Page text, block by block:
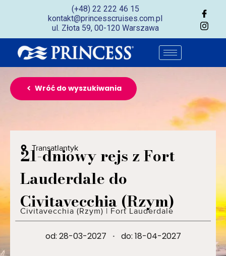
(+48) 22 222 46 15
kontakt@princesscruises.com.pl
ul. Złota 59, 00-120 Warszawa
Wróć do wyszukiwania
Transatlantyk
21-dniowy rejs z Fort
Lauderdale do
Civitavecchia (Rzym)
Civitavecchia (Rzym) | Fort Lauderdale
od: 28-03-2027 · do: 18-04-2027